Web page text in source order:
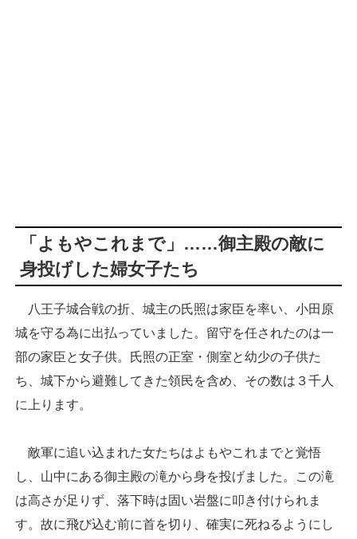
「よもやこれまで」……御主殿の敵に
身投げした婦女子たち
八王子城合戦の折、城主の氏照は家臣を率い、小田原
城を守る為に出払っていました。留守を任されたのは一
部の家臣と女子供。氏照の正室・側室と幼少の子供た
ち、城下から避難してきた領民を含め、その数は３千人
に上ります。
敵軍に追い込まれた女たちはよもやこれまでと覚悟
し、山中にある御主殿の滝から身を投げました。この滝
は高さが足りず、落下時は固い岩盤に叩き付けられま
す。故に飛び込む前に首を切り、確実に死ねるようにし